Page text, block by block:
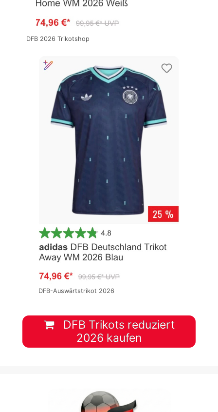
DFB 2026 Trikotshop
DFB-Auswärtstrikot 2026
DFB Trikots reduziert
2026 kaufen